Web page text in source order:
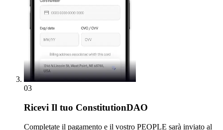
03
Ricevi Il tuo ConstitutionDAO
Completate il pagamento e il vostro PEOPLE sarà inviato al